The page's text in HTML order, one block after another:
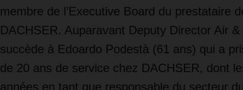
membre de l’Executive Board du prestataire
DACHSER. Auparavant Deputy Director Air
succède à Edoardo Podestà (61 ans) qui a
de 20 ans de service chez DACHSER, dont
années en tant que responsable du secteur